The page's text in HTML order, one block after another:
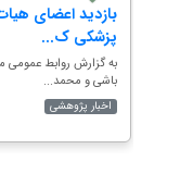
بازدید اعضای
پزشکی ک...
به گزارش روابط
باشی و محمد...
اخبار پژوهشی